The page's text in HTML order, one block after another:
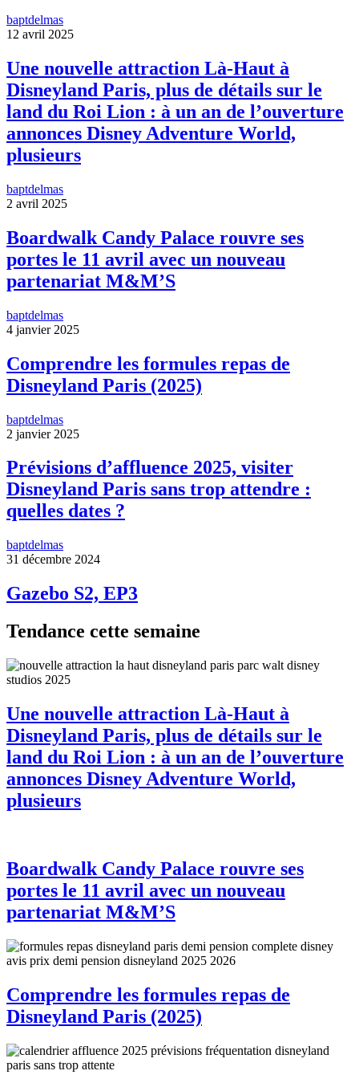
baptdelmas
12 avril 2025
Une nouvelle attraction Là-Haut à
Disneyland Paris, plus de détails sur le
land du Roi Lion : à un an de l’ouverture
annonces Disney Adventure World,
plusieurs
baptdelmas
2 avril 2025
Boardwalk Candy Palace rouvre ses
portes le 11 avril avec un nouveau
partenariat M&M’S
baptdelmas
4 janvier 2025
Comprendre les formules repas de
Disneyland Paris (2025)
baptdelmas
2 janvier 2025
Prévisions d’affluence 2025, visiter
Disneyland Paris sans trop attendre :
quelles dates ?
baptdelmas
31 décembre 2024
Gazebo S2, EP3
Tendance cette semaine
Une nouvelle attraction Là-Haut à
Disneyland Paris, plus de détails sur le
land du Roi Lion : à un an de l’ouverture
annonces Disney Adventure World,
plusieurs
Boardwalk Candy Palace rouvre ses
portes le 11 avril avec un nouveau
partenariat M&M’S
Comprendre les formules repas de
Disneyland Paris (2025)